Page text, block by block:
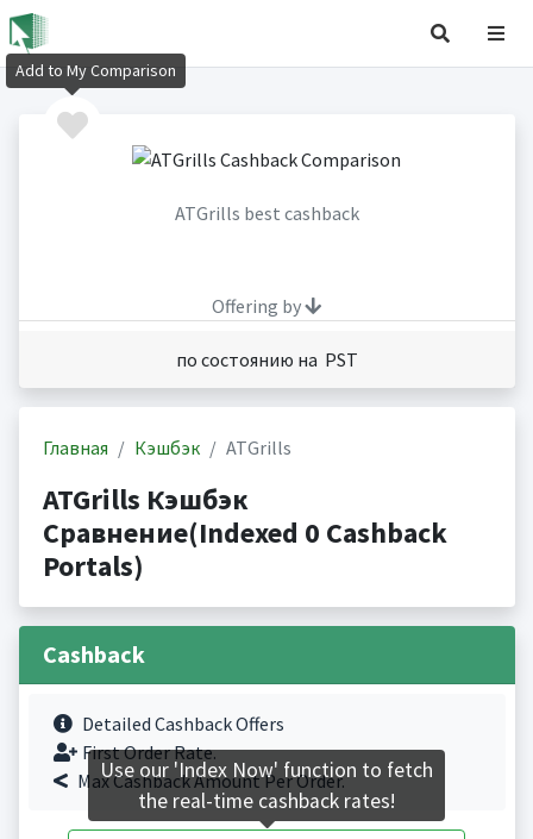
ATGrills best cashback
Offering by
по состоянию на PST
Главная Кэшбэк ATGrills
ATGrills Кэшбэк
Сравнение(Indexed 0 Cashback
Portals)
Cashback
Detailed Cashback Offers
First Order Rate.
Max Cashback Amount Per Order.
Add to My Comparison
Use our 'Index Now' function to fetch
the real-time cashback rates!